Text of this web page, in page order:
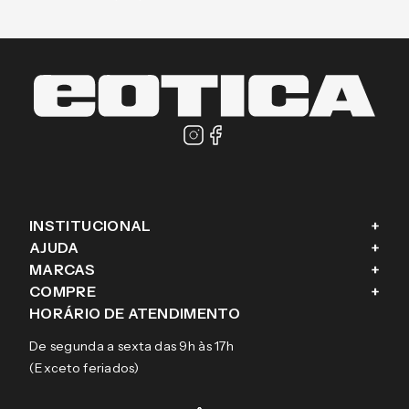
CADASTRE-SE E RECEBA NOVIDADES E
PROMOÇÕES EM PRIMEIRA MÃO
Ao cadastrar o seu e-mail, você concorda em receber a nossa
newsletter, com ofertas exclusivas, novas coleções, campanhas, e
conteúdos personalizados aos seus interesses, conforme nosso
Aviso de Privacidade
. Se mudar de ideia, você pode revogar o seu
consentimento a qualquer momento.